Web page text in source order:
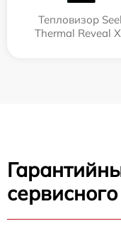
Тепловизор
Thermal Reveal